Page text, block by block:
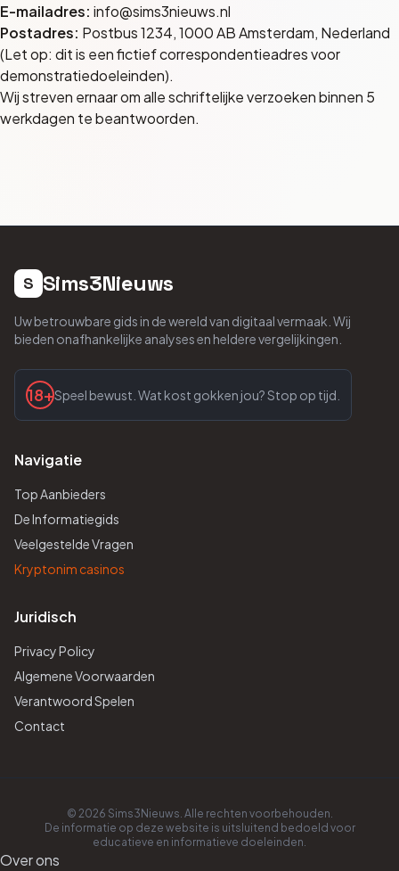
E-mailadres: info@sims3nieuws.nl
Postadres: Postbus 1234, 1000 AB Amsterdam, Nederland
(Let op: dit is een fictief correspondentieadres voor
demonstratiedoeleinden).
Wij streven ernaar om alle schriftelijke verzoeken binnen 5
werkdagen te beantwoorden.
S Sims3Nieuws
Uw betrouwbare gids in de wereld van digitaal vermaak. Wij
bieden onafhankelijke analyses en heldere vergelijkingen.
18+Speel bewust. Wat kost gokken jou? Stop op tijd.
Navigatie
Top Aanbieders
De Informatiegids
Veelgestelde Vragen
Kryptonim casinos
Juridisch
Privacy Policy
Algemene Voorwaarden
Verantwoord Spelen
Contact
© 2026 Sims3Nieuws. Alle rechten voorbehouden.
De informatie op deze website is uitsluitend bedoeld voor
educatieve en informatieve doeleinden.
Over ons